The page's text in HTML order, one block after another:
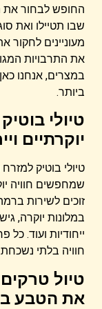
החופש לבחור
שבו תטיילו ואת
מעוניינים לחקור
את התרבויות
במצרים, אנחנו
ביותר.
טיולי
יוקרתיים
טיולי בוטיק
שמחפשים חוויה
זוכים לשירות
במלונות יוקרה,
ייחודיות ועוד.
חוויה בלתי
טיול
את הטבע